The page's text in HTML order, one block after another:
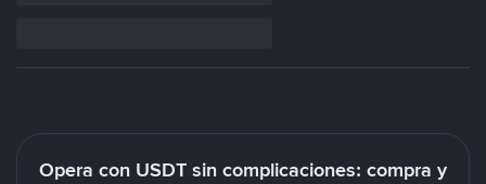
Opera con USDT sin complicaciones: compra y